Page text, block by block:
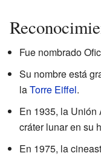
Fue nombrado
Su nombre está
laTorre Eiffel.
En 1935, la Unión
cráter lunar en su
En 1975, la